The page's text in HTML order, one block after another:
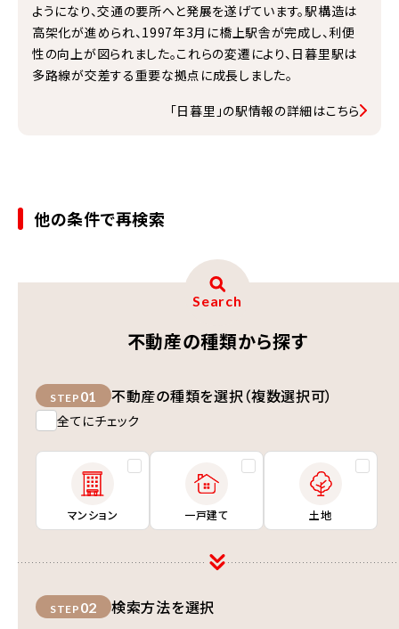
ようになり、交通の要所へと発展を遂げています。駅構造は
高架化が進められ、1997年3月に橋上駅舎が完成し、利便
性の向上が図られました。これらの変遷により、日暮里駅は
多路線が交差する重要な拠点に成長しました。
「日暮里」の駅情報の詳細はこちら
他の条件で再検索
Search
不動産の種類から探す
STEP 01 不動産の種類を選択（複数選択可）
全てにチェック
マンション 一戸建て 土地
STEP 02 検索方法を選択